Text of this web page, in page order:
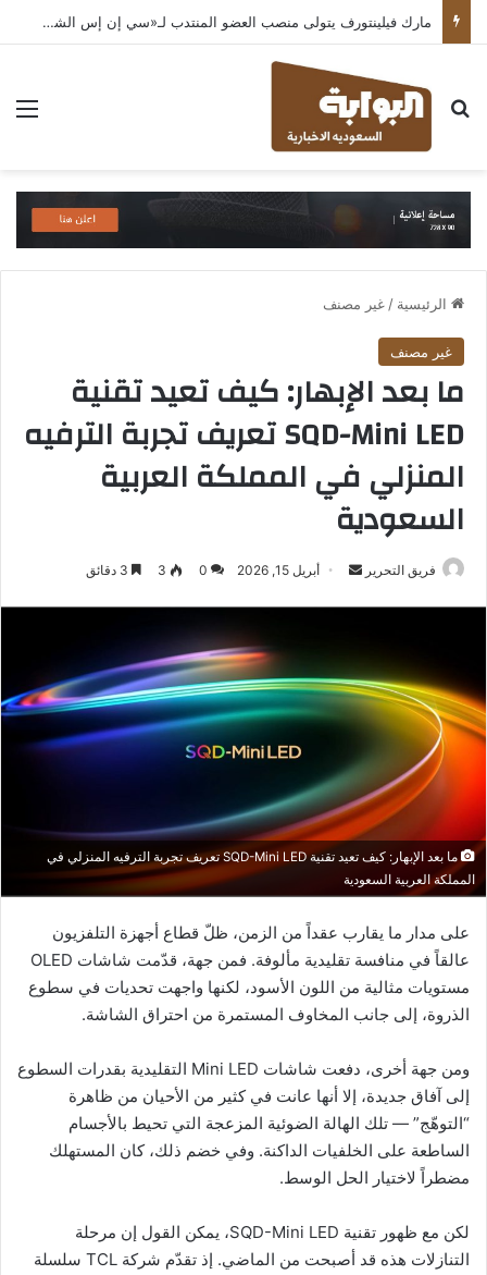
مارك فيلينتورف يتولى منصب العضو المنتدب لـ«سي إن إس الشرق الأوسط» ويشرف على شركات قطاع التكنولوجيا ضمن مجموعة غباش
بحث عن
الرئيسية / غير مصنف
غير مصنف
ما بعد الإبهار: كيف تعيد تقنية
SQD-Mini LED تعريف تجربة الترفيه
المنزلي في المملكة العربية
السعودية
فريق التحرير
أرسل أبريل 15, 2026 0
3
ما بعد الإبهار: كيف تعيد تقنية SQD-Mini LED تعريف تجربة الترفيه المنزلي في
المملكة العربية السعودية
على مدار ما يقارب عقداً من الزمن، ظلّ قطاع أجهزة التلفزيون
عالقاً في منافسة تقليدية مألوفة. فمن جهة، قدّمت شاشات OLED
مستويات مثالية من اللون الأسود، لكنها واجهت تحديات في سطوع
الذروة، إلى جانب المخاوف المستمرة من احتراق الشاشة.
ومن جهة أخرى، دفعت شاشات Mini LED التقليدية بقدرات السطوع
إلى آفاق جديدة، إلا أنها عانت في كثير من الأحيان من ظاهرة
“التوهّج” — تلك الهالة الضوئية المزعجة التي تحيط بالأجسام
الساطعة على الخلفيات الداكنة. وفي خضم ذلك، كان المستهلك
مضطراً لاختيار الحل الوسط.
لكن مع ظهور تقنية SQD-Mini LED، يمكن القول إن مرحلة
التنازلات هذه قد أصبحت من الماضي. إذ تقدّم شركة TCL سلسلة